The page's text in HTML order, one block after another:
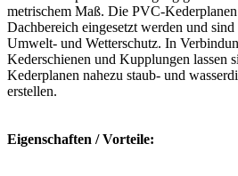
metrischem Maß. Die PVC-
Dachbereich eingesetzt werden und
Umwelt- und Wetterschutz. In
Kederschienen und Kupplungen lassen
Kederplanen nahezu staub- und
erstellen.
Eigenschaften / Vorteile: